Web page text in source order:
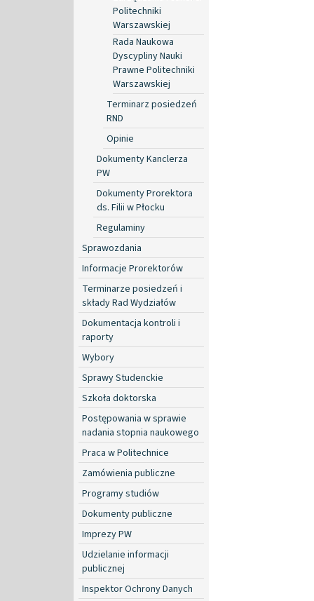
Politechniki
Warszawskiej
Rada Naukowa
Dyscypliny Nauki
Prawne Politechniki
Warszawskiej
Terminarz posiedzeń
RND
Opinie
Dokumenty Kanclerza
PW
Dokumenty Prorektora
ds. Filii w Płocku
Regulaminy
Sprawozdania
Informacje Prorektorów
Terminarze posiedzeń i
składy Rad Wydziałów
Dokumentacja kontroli i
raporty
Wybory
Sprawy Studenckie
Szkoła doktorska
Postępowania w sprawie
nadania stopnia naukowego
Praca w Politechnice
Zamówienia publiczne
Programy studiów
Dokumenty publiczne
Imprezy PW
Udzielanie informacji
publicznej
Inspektor Ochrony Danych